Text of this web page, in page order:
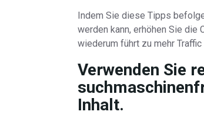
Indem Sie diese Tipps
werden kann, erhöhen Sie die
wiederum führt zu mehr
Verwenden Sie
Inhalt.